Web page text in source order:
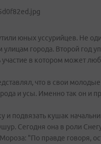
юных уссурийцев. Не
города. Второй год
участие в котором может
что в свои
и усы. Именно так он и
и подвязать кушак
Сегодня она в роли
"По правде говоря,